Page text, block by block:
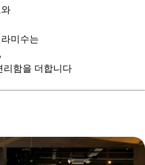
미수는
리함을 더합니다